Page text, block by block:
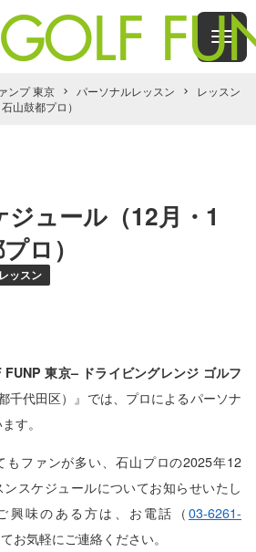
ンプ 東京 パーソナルレッスン
レッスン
山鼓都プロ）
ュール（12月・1
ロ）
ッスン
東京– ドライビングレンジ ゴルフ
千代田区）』では、プロによるパーソナ
す。
もファンが多い、石山プロの2025年12
スケジュールについてお知らせいたし
興味のある方は、お電話（ 03-6261-
お気軽にご連絡ください。